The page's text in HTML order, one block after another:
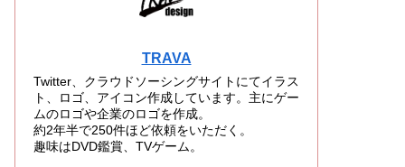
TRAVA
Twitter、クラウドソーシングサイトにてイラス
ト、ロゴ、アイコン作成しています。主にゲー
ムのロゴや企業のロゴを作成。
約2年半で250件ほど依頼をいただく。
趣味はDVD鑑賞、TVゲーム。